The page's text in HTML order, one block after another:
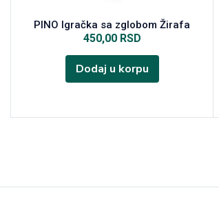
PINO Igračka sa zglobom Žirafa
450,00 RSD
Dodaj u korpu